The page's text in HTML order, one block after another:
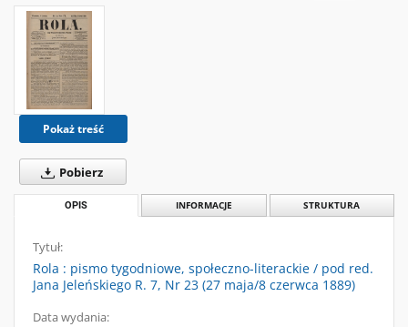
Pokaż treść
Pobierz
OPIS INFORMACJE STRUKTURA
Tytuł:
Rola : pismo tygodniowe, społeczno-literackie / pod red.
Jana Jeleńskiego R. 7, Nr 23 (27 maja/8 czerwca 1889)
Data wydania: